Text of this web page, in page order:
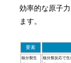
効率的な原子
ます。
要素
核分裂生
核分裂反応で生